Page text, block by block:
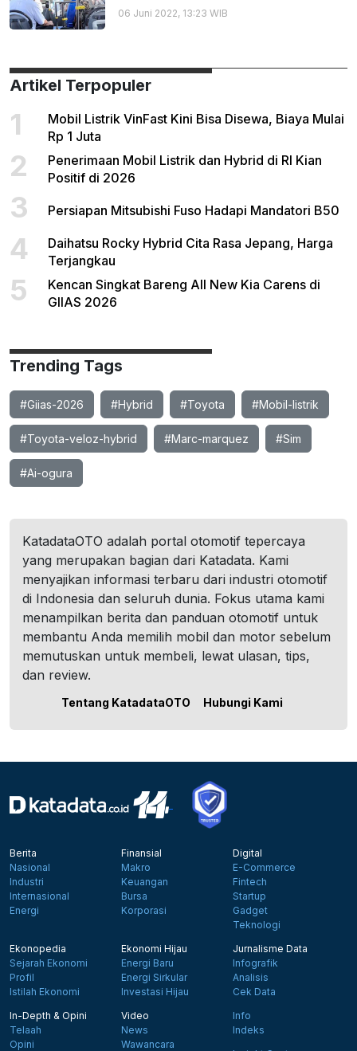
06 Juni 2022, 13:23 WIB
Artikel Terpopuler
1
Mobil Listrik VinFast Kini Bisa Disewa, Biaya Mulai
Rp 1 Juta
2
Penerimaan Mobil Listrik dan Hybrid di RI Kian
Positif di 2026
3 Persiapan Mitsubishi Fuso Hadapi Mandatori B50
4
Daihatsu Rocky Hybrid Cita Rasa Jepang, Harga
Terjangkau
5
Kencan Singkat Bareng All New Kia Carens di
GIIAS 2026
Trending Tags
#Giias-2026 #Hybrid #Toyota #Mobil-listrik
#Toyota-veloz-hybrid #Marc-marquez #Sim
#Ai-ogura
KatadataOTO adalah portal otomotif tepercaya
yang merupakan bagian dari Katadata. Kami
menyajikan informasi terbaru dari industri otomotif
di Indonesia dan seluruh dunia. Fokus utama kami
menampilkan berita dan panduan otomotif untuk
membantu Anda memilih mobil dan motor sebelum
memutuskan untuk membeli, lewat ulasan, tips,
dan review.
Tentang KatadataOTO Hubungi Kami
Berita
Nasional
Industri
Internasional
Energi
Finansial
Makro
Keuangan
Bursa
Korporasi
Digital
E-Commerce
Fintech
Startup
Gadget
Teknologi
Ekonopedia
Sejarah Ekonomi
Profil
Istilah Ekonomi
Ekonomi Hijau
Energi Baru
Energi Sirkular
Investasi Hijau
Jurnalisme Data
Infografik
Analisis
Cek Data
In-Depth & Opini
Telaah
Opini
Video
News
Wawancara
Info
Indeks